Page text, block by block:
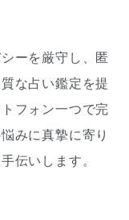
ーを厳守し、匿
な占い鑑定を提
フォン一つで完
みに真摯に寄り
伝いします。